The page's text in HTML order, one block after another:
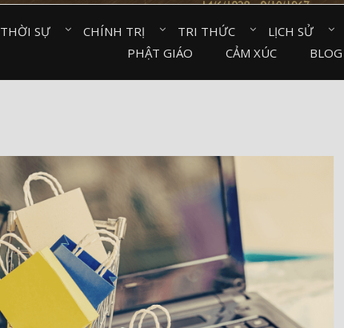
THỜI SỰ⠀ CHÍNH TRỊ⠀ TRI THỨC⠀ LỊCH SỬ⠀
PHẬT GIÁO⠀
CẢM XÚC⠀ BLOG⠀